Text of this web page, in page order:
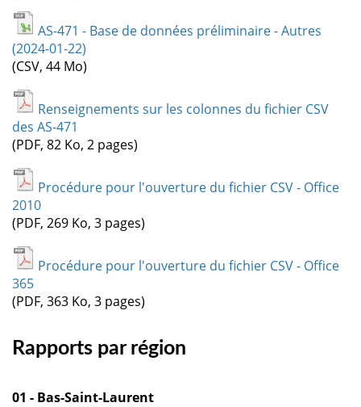
AS-471 - Base de données préliminaire - Autres
(2024-01-22)
(CSV, 44 Mo)
Renseignements sur les colonnes du fichier CSV
des AS-471
(PDF, 82 Ko, 2 pages)
Procédure pour l'ouverture du fichier CSV - Office
2010
(PDF, 269 Ko, 3 pages)
Procédure pour l'ouverture du fichier CSV - Office
365
(PDF, 363 Ko, 3 pages)
Rapports par région
01 - Bas-Saint-Laurent